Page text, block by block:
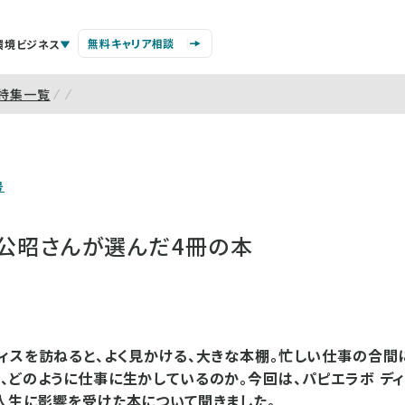
境ビジネス 無料キャリア相談
集一覧
昭さんが選んだ4冊の本
スを訪ねると、よく見かける、大きな本棚。忙しい仕事の合間
どのように仕事に生かしているのか。今回は、パピエラボ デ
生に影響を受けた本について聞きました。